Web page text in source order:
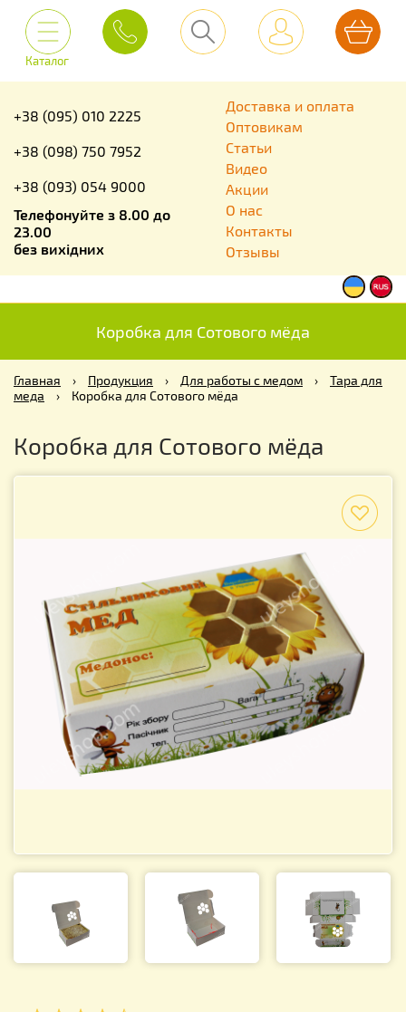
Каталог
+38 (095) 010 2225
+38 (098) 750 7952
+38 (093) 054 9000
Телефонуйте з 8.00 до
23.00
без вихідних
Доставка и оплата
Оптовикам
Статьи
Видео
Акции
О нас
Контакты
Отзывы
Коробка для Сотового мёда
Главная › Продукция › Для работы с медом ›
Тара для
меда
› Коробка для Сотового мёда
Коробка для Сотового мёда